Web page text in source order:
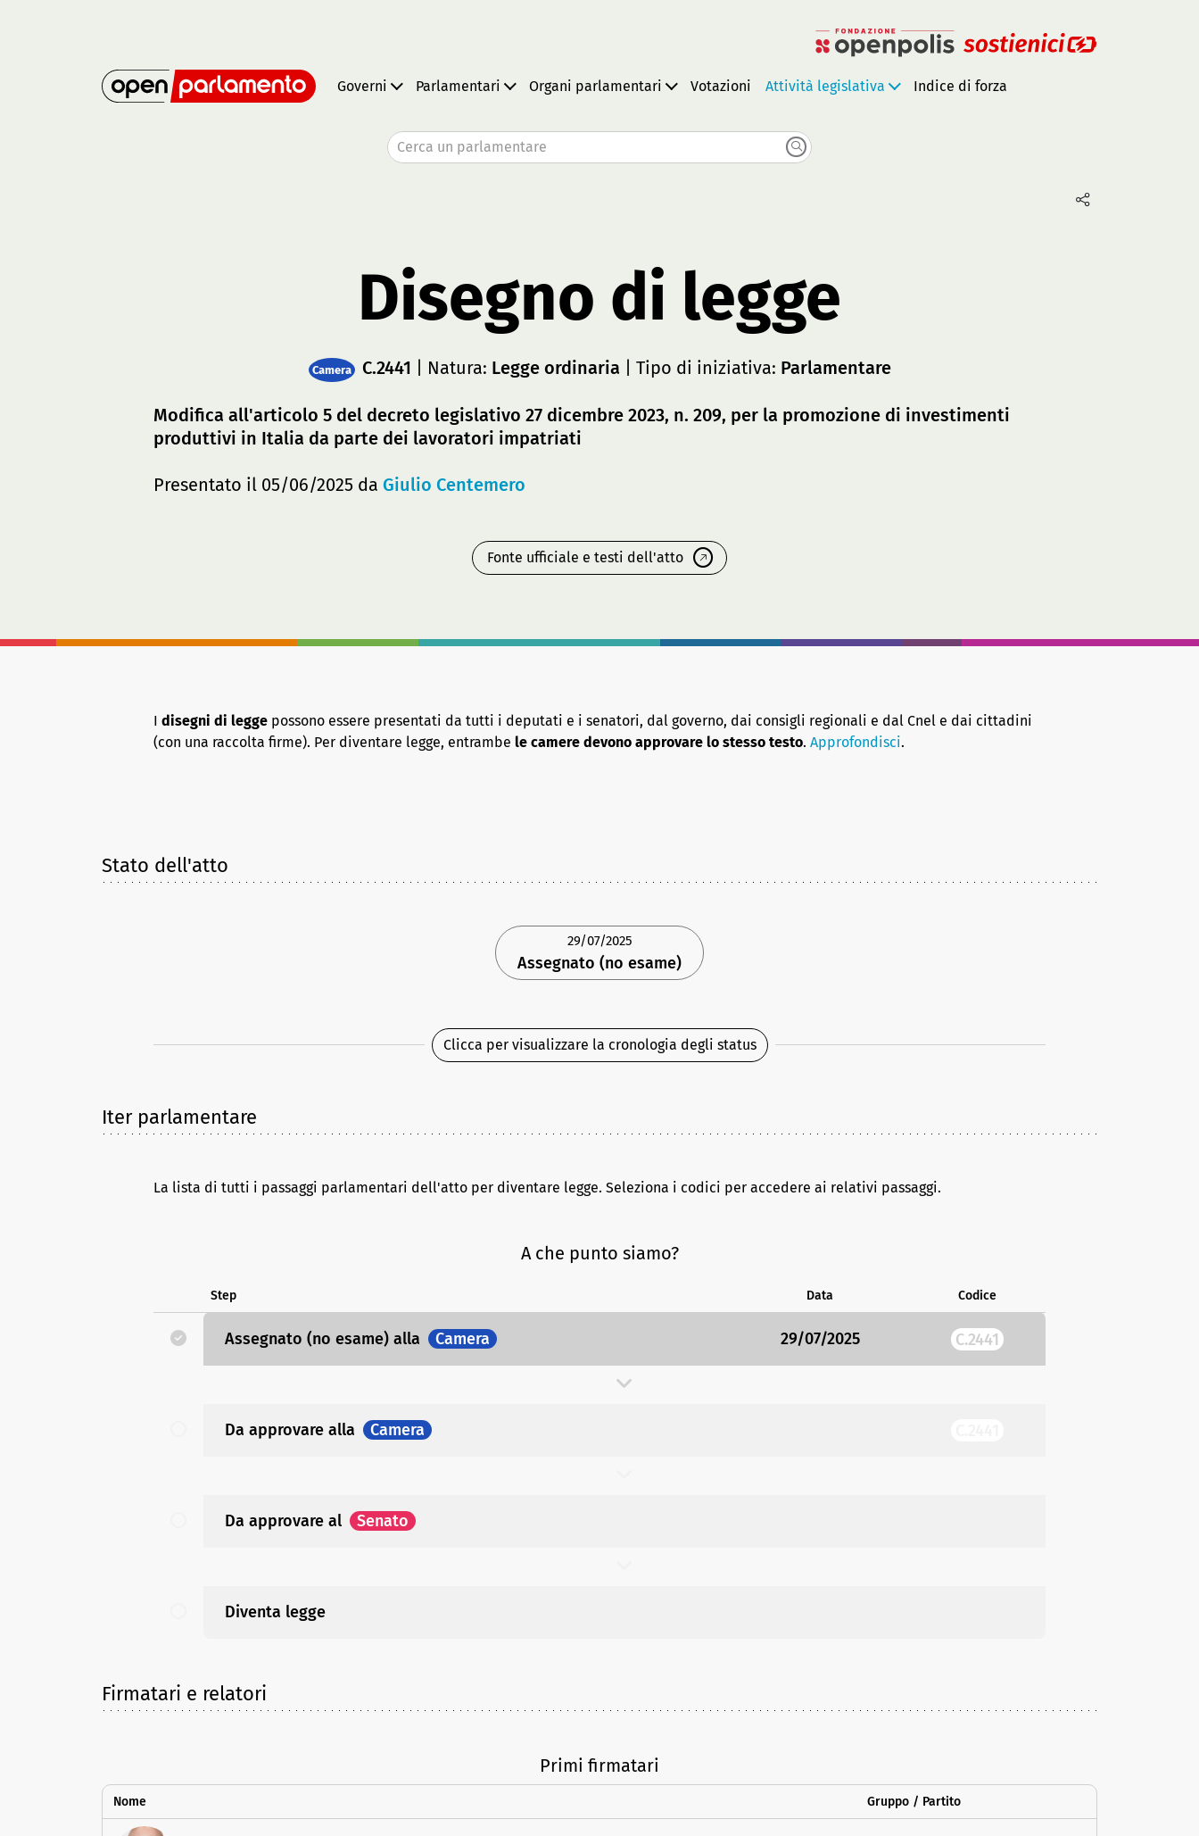
Governi Parlamentari Organi parlamentari Votazioni Attività legislativa Indice di forza
Cerca un parlamentare
Disegno di legge
Camera C.2441 | Natura: Legge ordinaria | Tipo di iniziativa: Parlamentare
Modifica all'articolo 5 del decreto legislativo 27 dicembre 2023, n. 209, per la promozione di investimenti
produttivi in Italia da parte dei lavoratori impatriati
Presentato il 05/06/2025 da Giulio Centemero
Fonte ufficiale e testi dell'atto
I disegni di legge possono essere presentati da tutti i deputati e i senatori, dal governo, dai consigli regionali e dal Cnel e dai cittadini
(con una raccolta firme). Per diventare legge, entrambe le camere devono approvare lo stesso testo. Approfondisci.
Stato dell'atto
29/07/2025
Assegnato (no esame)
Clicca per visualizzare la cronologia degli status
Iter parlamentare
La lista di tutti i passaggi parlamentari dell'atto per diventare legge. Seleziona i codici per accedere ai relativi passaggi.
A che punto siamo?
Step Data Codice
Assegnato (no esame) alla Camera 29/07/2025 C.2441
Da approvare alla Camera
Da approvare al Senato
Diventa legge
Firmatari e relatori
Primi firmatari
Nome Gruppo / Partito